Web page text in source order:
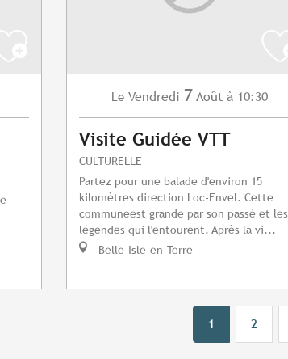
Le Vendredi 7 Août à 10:30
Visite Guidée VTT
CULTURELLE
Partez pour une balade d'environ 15
kilomètres direction Loc-Envel. Cette
communeest grande par son passé et les
légendes qui l'entourent. Après la vi...
Belle-Isle-en-Terre
1 2